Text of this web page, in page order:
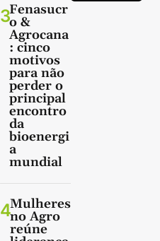
3Fenasucr
o &
Agrocana
: cinco
motivos
para não
perder o
principal
encontro
da
bioenergi
a
mundial
4Mulheres
no Agro
reúne